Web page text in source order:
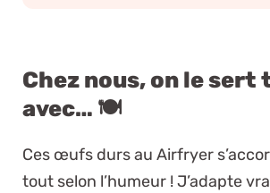
Chez nous, on le sert
avec… 🍽️
Ces œufs durs au Airfryer
tout selon l’humeur ! J’adapte